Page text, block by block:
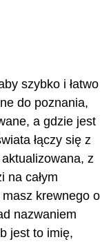
szybko i łatwo
do poznania,
a gdzie jest
łączy się z
z
na całym
krewnego o
nazwaniem
jest to imię,